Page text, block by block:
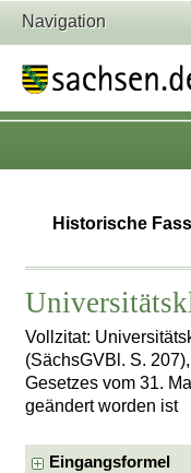
Navigation
Historische
Vollzitat:
(SächsGVBl. S.
Gesetzes vom 31.
geändert worden ist
Eingangsformel